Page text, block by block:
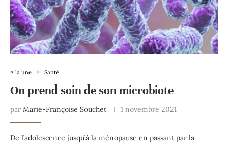
A la une Santé
On prend soin de son microbiote
par Marie-Françoise Souchet 1 novembre 2021
De l’adolescence jusqu’à la ménopause en passant par la